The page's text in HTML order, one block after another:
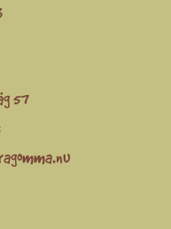
57